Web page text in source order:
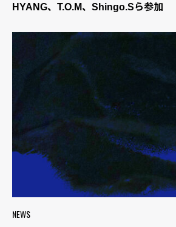
HYANG、T.O.M、Shingo.Sら参加
NEWS